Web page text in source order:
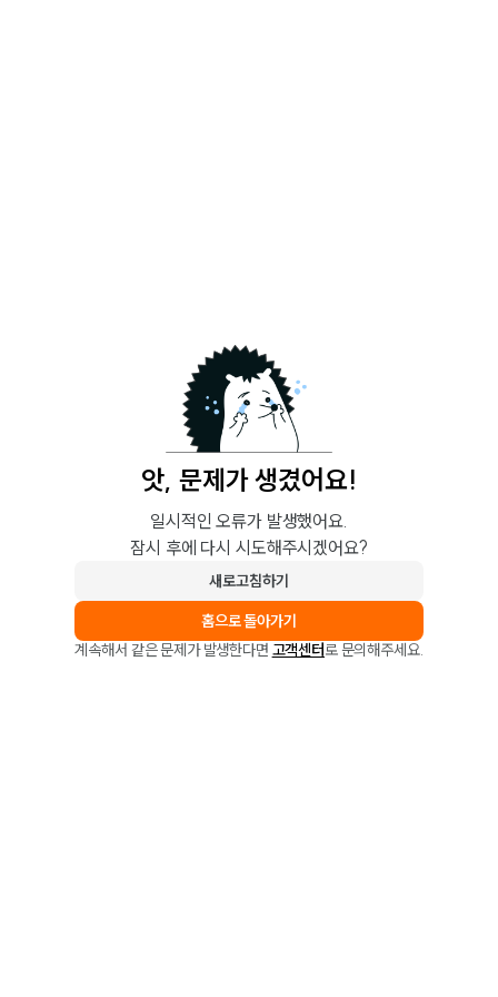
앗, 문제가 생겼어요!
일시적인 오류가 발생했어요.
잠시 후에 다시 시도해주시겠어요?
새로고침하기
홈으로 돌아가기
계속해서 같은 문제가 발생한다면 고객센터로 문의해주세요.